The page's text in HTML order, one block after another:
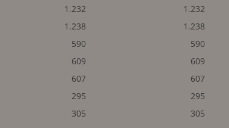
1.232
1.232
1.238
1.238
590
590
609
609
607
607
295
295
305
305